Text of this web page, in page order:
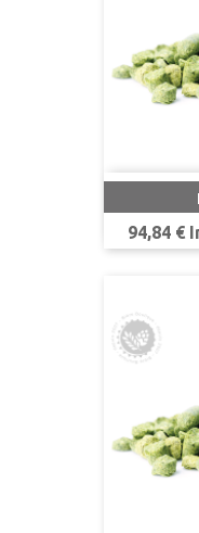
Precio
94,84 €